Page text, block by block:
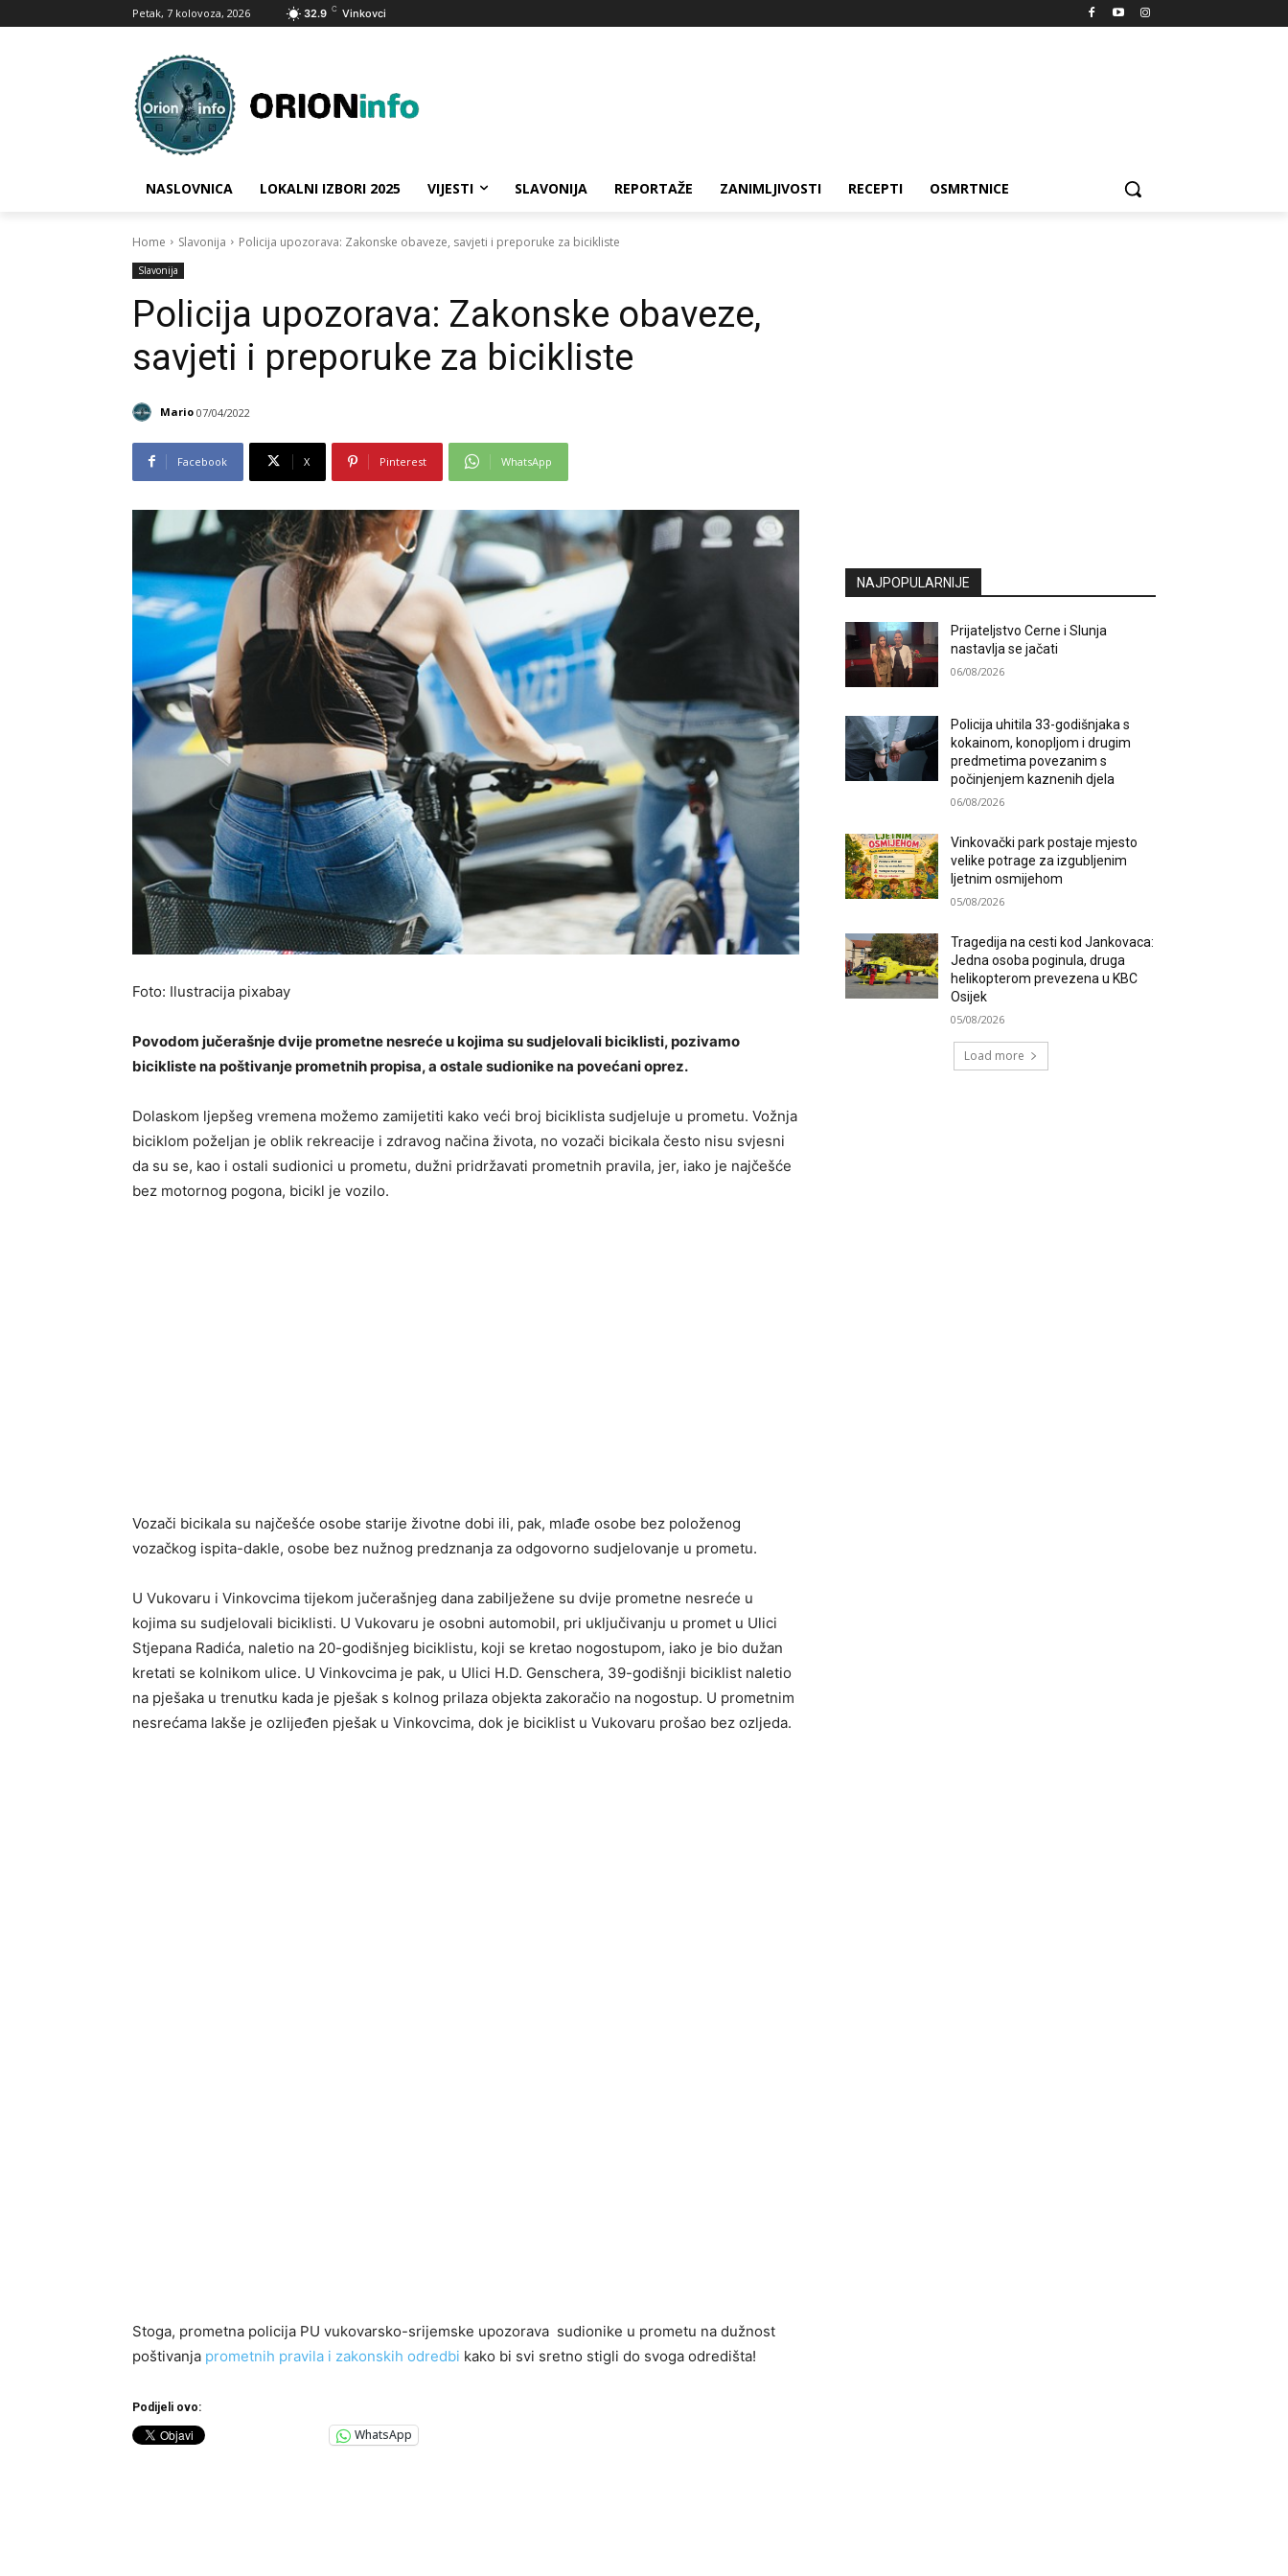
Petak, 7 kolovoza, 2026 32.9 C Vinkovci
NASLOVNICA LOKALNI IZBORI 2025 VIJESTI SLAVONIJA REPORTAŽE ZANIMLJIVOSTI RECEPTI OSMRTNICE
Home Slavonija Policija upozorava: Zakonske obaveze, savjeti i preporuke za bicikliste
Slavonija
Policija upozorava: Zakonske obaveze,
savjeti i preporuke za bicikliste
Mario 07/04/2022
Facebook X Pinterest WhatsApp
Foto: Ilustracija pixabay
Povodom jučerašnje dvije prometne nesreće u kojima su sudjelovali biciklisti, pozivamo
bicikliste na poštivanje prometnih propisa, a ostale sudionike na povećani oprez.
Dolaskom ljepšeg vremena možemo zamijetiti kako veći broj biciklista sudjeluje u prometu. Vožnja
biciklom poželjan je oblik rekreacije i zdravog načina života, no vozači bicikala često nisu svjesni
da su se, kao i ostali sudionici u prometu, dužni pridržavati prometnih pravila, jer, iako je najčešće
bez motornog pogona, bicikl je vozilo.
Vozači bicikala su najčešće osobe starije životne dobi ili, pak, mlađe osobe bez položenog
vozačkog ispita-dakle, osobe bez nužnog predznanja za odgovorno sudjelovanje u prometu.
U Vukovaru i Vinkovcima tijekom jučerašnjeg dana zabilježene su dvije prometne nesreće u
kojima su sudjelovali biciklisti. U Vukovaru je osobni automobil, pri uključivanju u promet u Ulici
Stjepana Radića, naletio na 20-godišnjeg biciklistu, koji se kretao nogostupom, iako je bio dužan
kretati se kolnikom ulice. U Vinkovcima je pak, u Ulici H.D. Genschera, 39-godišnji biciklist naletio
na pješaka u trenutku kada je pješak s kolnog prilaza objekta zakoračio na nogostup. U prometnim
nesrećama lakše je ozlijeđen pješak u Vinkovcima, dok je biciklist u Vukovaru prošao bez ozljeda.
Stoga, prometna policija PU vukovarsko-srijemske upozorava sudionike u prometu na dužnost
poštivanja prometnih pravila i zakonskih odredbi kako bi svi sretno stigli do svoga odredišta!
Podijeli ovo:
WhatsApp
NAJPOPULARNIJE
Prijateljstvo Cerne i Slunja
nastavlja se jačati
06/08/2026
Policija uhitila 33-godišnjaka s
kokainom, konopljom i drugim
predmetima povezanim s
počinjenjem kaznenih djela
06/08/2026
Vinkovački park postaje mjesto
velike potrage za izgubljenim
ljetnim osmijehom
05/08/2026
Tragedija na cesti kod Jankovaca:
Jedna osoba poginula, druga
helikopterom prevezena u KBC
Osijek
05/08/2026
Load more